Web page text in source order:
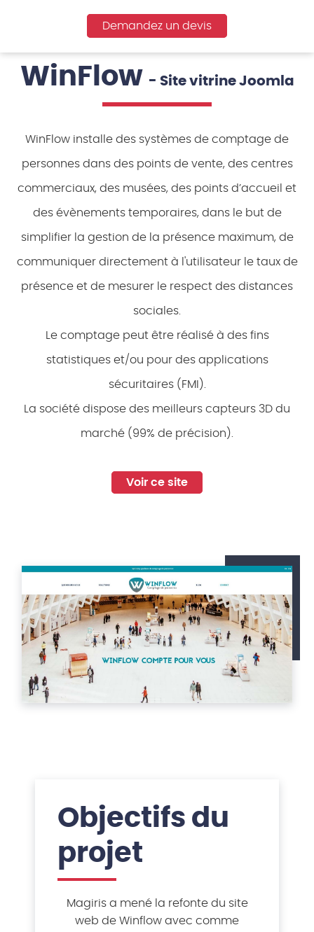
Demandez un devis
WinFlow - Site vitrine Joomla
WinFlow installe des systèmes de comptage de
personnes dans des points de vente, des centres
commerciaux, des musées, des points d’accueil et
des évènements temporaires, dans le but de
simplifier la gestion de la présence maximum, de
communiquer directement à l'utilisateur le taux de
présence et de mesurer le respect des distances
sociales.
Le comptage peut être réalisé à des fins
statistiques et/ou pour des applications
sécuritaires (FMI).
La société dispose des meilleurs capteurs 3D du
marché (99% de précision).
Voir ce site
Objectifs du
projet
Magiris a mené la refonte du site
web de Winflow avec comme